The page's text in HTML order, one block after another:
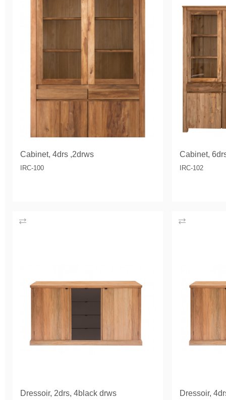
Cabinet, 4drs ,2drws
IRC-100
Cabinet,
IRC-102
Dressoir, 2drs, 4black drws Dressoir,